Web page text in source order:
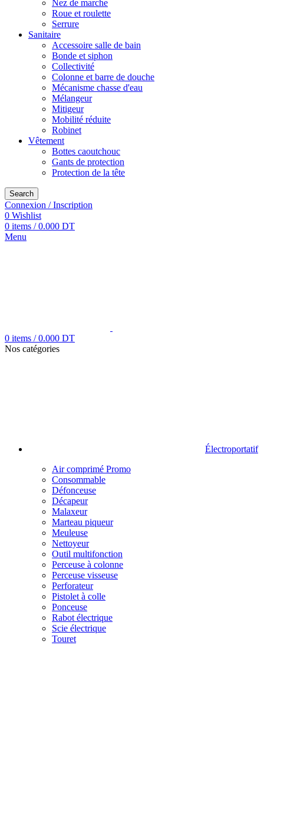
Nez de marche
Roue et roulette
Serrure
Sanitaire
Accessoire salle de bain
Bonde et siphon
Collectivité
Colonne et barre de douche
Mécanisme chasse d'eau
Mélangeur
Mitigeur
Mobilité réduite
Robinet
Vêtement
Bottes caoutchouc
Gants de protection
Protection de la tête
Search
Connexion / Inscription
0 Wishlist
0 items / 0.000 DT
Menu
0 items / 0.000 DT
Nos catégories
Électroportatif
Air comprimé Promo
Consommable
Défonceuse
Décapeur
Malaxeur
Marteau piqueur
Meuleuse
Nettoyeur
Outil multifonction
Perceuse à colonne
Perceuse visseuse
Perforateur
Pistolet à colle
Ponceuse
Rabot électrique
Scie électrique
Touret